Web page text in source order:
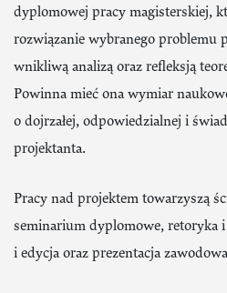
dyplomowej pracy magisterskiej,
rozwiązanie wybranego problemu
wnikliwą analizą oraz refleksją
Powinna mieć ona wymiar
o dojrzałej, odpowiedzialnej i
projektanta.
Pracy nad projektem towarzyszą
seminarium dyplomowe, retoryka
i edycja oraz prezentacja